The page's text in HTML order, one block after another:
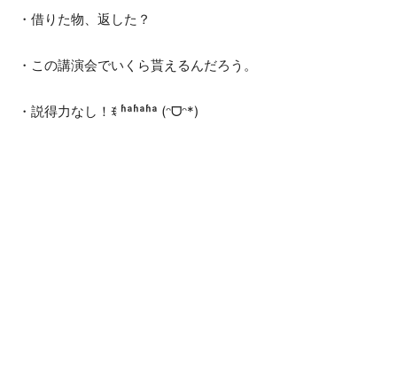
・借りた物、返した？
・この講演会でいくら貰えるんだろう。
・説得力なし！ꉂ ʱªʱªʱª (ᵔᗜᵔ*)